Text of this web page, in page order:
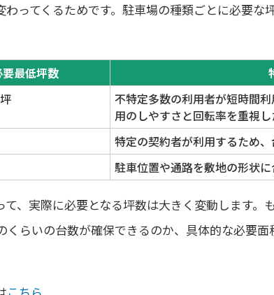
ってくるためです。駐車場の種類ごとに必要な
最低坪数
不特定多数の利用者が短時間
用のしやすさと回転率を重視
特定の契約者が利用するため
駐車位置や通路を敷地の形状
、実際に必要となる坪数は大きく変動します。
らいの台数が確保できるのか、具体的な必要